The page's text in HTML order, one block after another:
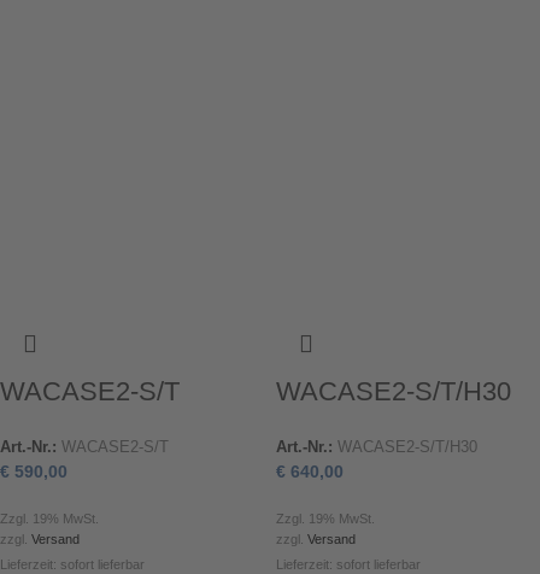
WACASE2-S/T
Art.-Nr.: WACASE2-S/T
€ 590,00
Zzgl. 19% MwSt.
zzgl. Versand
Lieferzeit: sofort lieferbar
WACASE2-S/T/H30
Art.-Nr.: WACASE2-S/T/H30
€ 640,00
Zzgl. 19% MwSt.
zzgl. Versand
Lieferzeit: sofort lieferbar